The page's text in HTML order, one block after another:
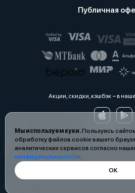
Мы используем куки.Пользуясь
обработку файлов cookie вашего
аналитических сервисов согласно
конфиденциальности.
ОК
Публичная
Акции, скидки, кэшбэк − в